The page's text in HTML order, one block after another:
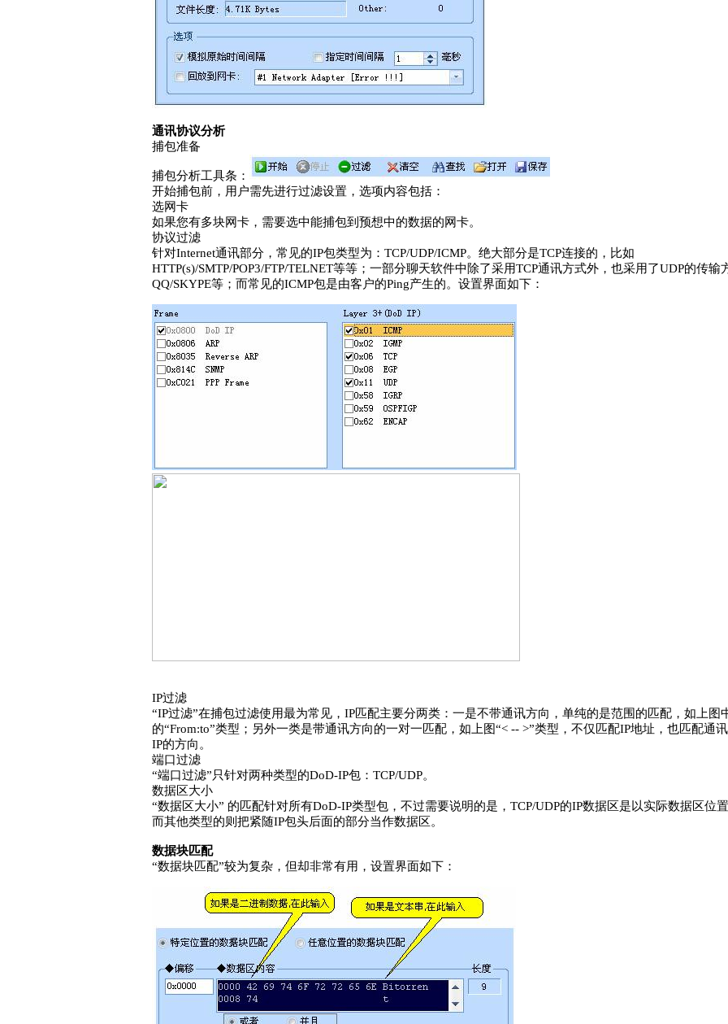
通讯协议分析
捕包准备
捕包分析工具条：
开始捕包前，用户需先进行过滤设置，选项内容包括：
选网卡
如果您有多块网卡，需要选中能捕包到预想中的数据的网卡。
协议过滤
针对Internet通讯部分，常见的IP包类型为：TCP/UDP/ICMP。绝大部分是TCP连接的，比如
HTTP(s)/SMTP/POP3/FTP/TELNET等等；一部分聊天软件中除了采用TCP通讯方式外，也采用了UDP的传输
QQ/SKYPE等；而常见的ICMP包是由客户的Ping产生的。设置界面如下：
IP过滤
“IP过滤”在捕包过滤使用最为常见，IP匹配主要分两类：一是不带通讯方向，单纯的是范围的匹配，如上图
的“From:to”类型；另外一类是带通讯方向的一对一匹配，如上图“< -- >”类型，不仅匹配IP地址，也匹配通
IP的方向。
端口过滤
“端口过滤”只针对两种类型的DoD-IP包：TCP/UDP。
数据区大小
“数据区大小” 的匹配针对所有DoD-IP类型包，不过需要说明的是，TCP/UDP的IP数据区是以实际数据区位
而其他类型的则把紧随IP包头后面的部分当作数据区。
数据块匹配
“数据块匹配”较为复杂，但却非常有用，设置界面如下：